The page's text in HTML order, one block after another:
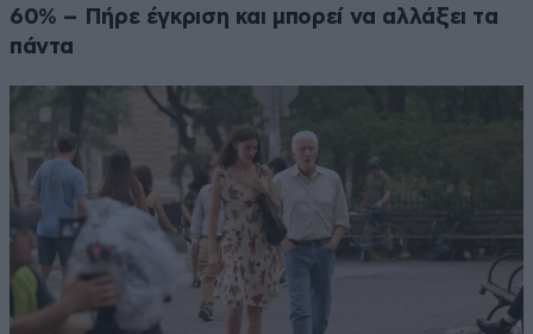
60% – Πήρε έγκριση και μπορεί να αλλάξει τα
πάντα